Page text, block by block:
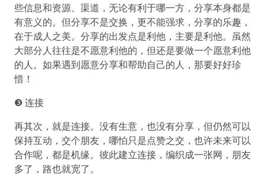
些信息和资源、渠道，无论有利于哪一方，分享本身都是
有意义的。但分享不是交换，更不能强求，分享的乐趣，
在于成人之美。分享的出发点是利他，主要是利他。虽然
大部分人往往是不愿意利他的，但还是要做一个愿意利他
的人。如果遇到愿意分享和帮助自己的人，那要好好珍
惜！
❸ 连接
再其次，就是连接。没有生意，也没有分享，但仍然可以
保持互动，交个朋友，哪怕只是点赞之交，也许未来可以
合作呢，都是机缘。彼此建立连接，编织成一张网，朋友
多了，路也就宽了。